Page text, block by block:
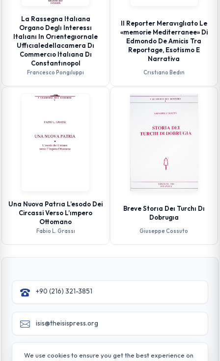
La Rassegna Italıana
Organo Deglı Interessı
Italıanı In Orıentegıornale
Uffıcıaledellacamera Dı
Commercıo Italıana Dı
Constantınopol
Francesco Pongıluppı
Il Reporter Meravıglıato Le
«memorie Mediterranee» Di
Edmondo De Amicis Tra
Reportage, Esotismo E
Narrativa
Crıstıano Bedın
Una Nuova Patrıa L’esodo Dei
Circassi Verso L’ımpero
Ottomano
Fabio L. Grassı
Breve Storıa Deı Turchı Dı
Dobrugıa
Giuseppe Cossuto
+90 (216) 321-3851
isis@theisispress.org
Yazmaci Emine Sokak No:4/a Burhaniye - Beylerbeyi
We use cookies to ensure you get the best experience on